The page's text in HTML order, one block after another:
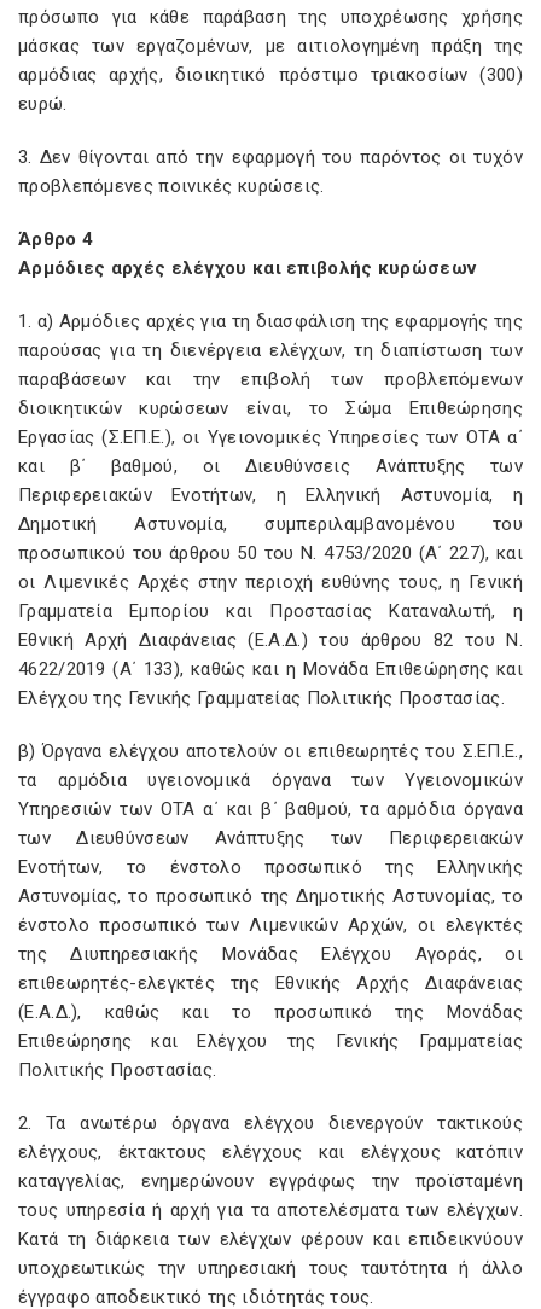
πρόσωπο για κάθε παράβαση της υποχρέωσης χρήσης
μάσκας των εργαζομένων, με αιτιολογημένη πράξη της
αρμόδιας αρχής, διοικητικό πρόστιμο τριακοσίων (300)
ευρώ.
3. Δεν θίγονται από την εφαρμογή του παρόντος οι τυχόν
προβλεπόμενες ποινικές κυρώσεις.
Άρθρο 4
Αρμόδιες αρχές ελέγχου και επιβολής κυρώσεων
1. α) Αρμόδιες αρχές για τη διασφάλιση της εφαρμογής της
παρούσας για τη διενέργεια ελέγχων, τη διαπίστωση των
παραβάσεων και την επιβολή των προβλεπόμενων
διοικητικών κυρώσεων είναι, το Σώμα Επιθεώρησης
Εργασίας (Σ.ΕΠ.Ε.), οι Υγειονομικές Υπηρεσίες των ΟΤΑ α΄
και β΄ βαθμού, οι Διευθύνσεις Ανάπτυξης των
Περιφερειακών Ενοτήτων, η Ελληνική Αστυνομία, η
Δημοτική Αστυνομία, συμπεριλαμβανομένου του
προσωπικού του άρθρου 50 του Ν. 4753/2020 (Α΄ 227), και
οι Λιμενικές Αρχές στην περιοχή ευθύνης τους, η Γενική
Γραμματεία Εμπορίου και Προστασίας Καταναλωτή, η
Εθνική Αρχή Διαφάνειας (Ε.Α.Δ.) του άρθρου 82 του Ν.
4622/2019 (Α΄ 133), καθώς και η Μονάδα Επιθεώρησης και
Ελέγχου της Γενικής Γραμματείας Πολιτικής Προστασίας.
β) Όργανα ελέγχου αποτελούν οι επιθεωρητές του Σ.ΕΠ.Ε.,
τα αρμόδια υγειονομικά όργανα των Υγειονομικών
Υπηρεσιών των ΟΤΑ α΄ και β΄ βαθμού, τα αρμόδια όργανα
των Διευθύνσεων Ανάπτυξης των Περιφερειακών
Ενοτήτων, το ένστολο προσωπικό της Ελληνικής
Αστυνομίας, το προσωπικό της Δημοτικής Αστυνομίας, το
ένστολο προσωπικό των Λιμενικών Αρχών, οι ελεγκτές
της Διυπηρεσιακής Μονάδας Ελέγχου Αγοράς, οι
επιθεωρητές-ελεγκτές της Εθνικής Αρχής Διαφάνειας
(Ε.Α.Δ.), καθώς και το προσωπικό της Μονάδας
Επιθεώρησης και Ελέγχου της Γενικής Γραμματείας
Πολιτικής Προστασίας.
2. Τα ανωτέρω όργανα ελέγχου διενεργούν τακτικούς
ελέγχους, έκτακτους ελέγχους και ελέγχους κατόπιν
καταγγελίας, ενημερώνουν εγγράφως την προϊσταμένη
τους υπηρεσία ή αρχή για τα αποτελέσματα των ελέγχων.
Κατά τη διάρκεια των ελέγχων φέρουν και επιδεικνύουν
υποχρεωτικώς την υπηρεσιακή τους ταυτότητα ή άλλο
έγγραφο αποδεικτικό της ιδιότητάς τους.